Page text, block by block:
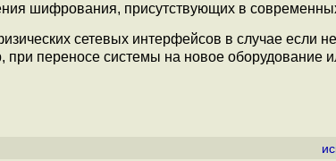
шифрования, присутствующих в
сетевых интерфейсов в случае если
при переносе системы на новое оборудование